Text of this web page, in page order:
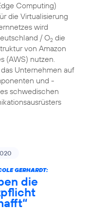
Computing)
die Virtualisierung
wird
/ O2die
von Amazon
(AWS) nutzen.
Unternehmen auf
und -
schwedischen
GERHARDT:
die